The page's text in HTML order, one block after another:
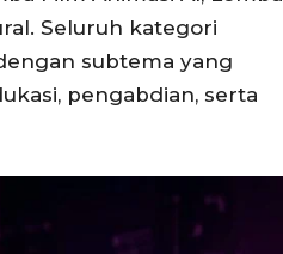
Seluruh kategori
subtema yang
pengabdian, serta